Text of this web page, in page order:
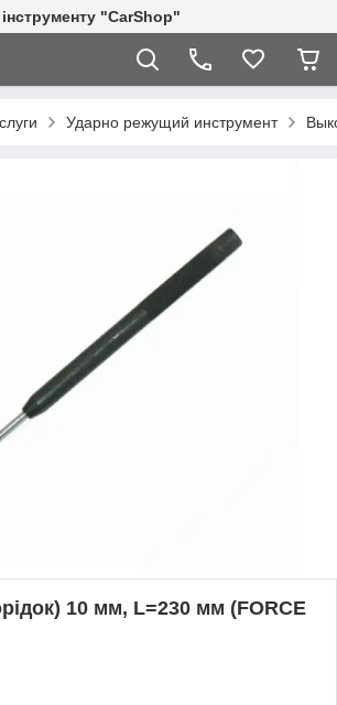
інструменту "CarShop"
Ударно режущий инструмент
10 мм, L=230 мм (FORCE